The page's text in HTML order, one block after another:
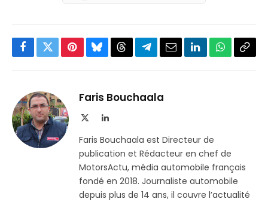
Facebook
TwitterPinterestBlueskyThreadsPartager
Telegram
EmailLinkedInWhatsApp
Faris Bouchaala
LinkedIn
Faris Bouchaala est Directeur de
publication et Rédacteur en chef de
MotorsActu, média automobile français
fondé en 2018. Journaliste automobile
depuis plus de 14 ans, il couvre l’actualité